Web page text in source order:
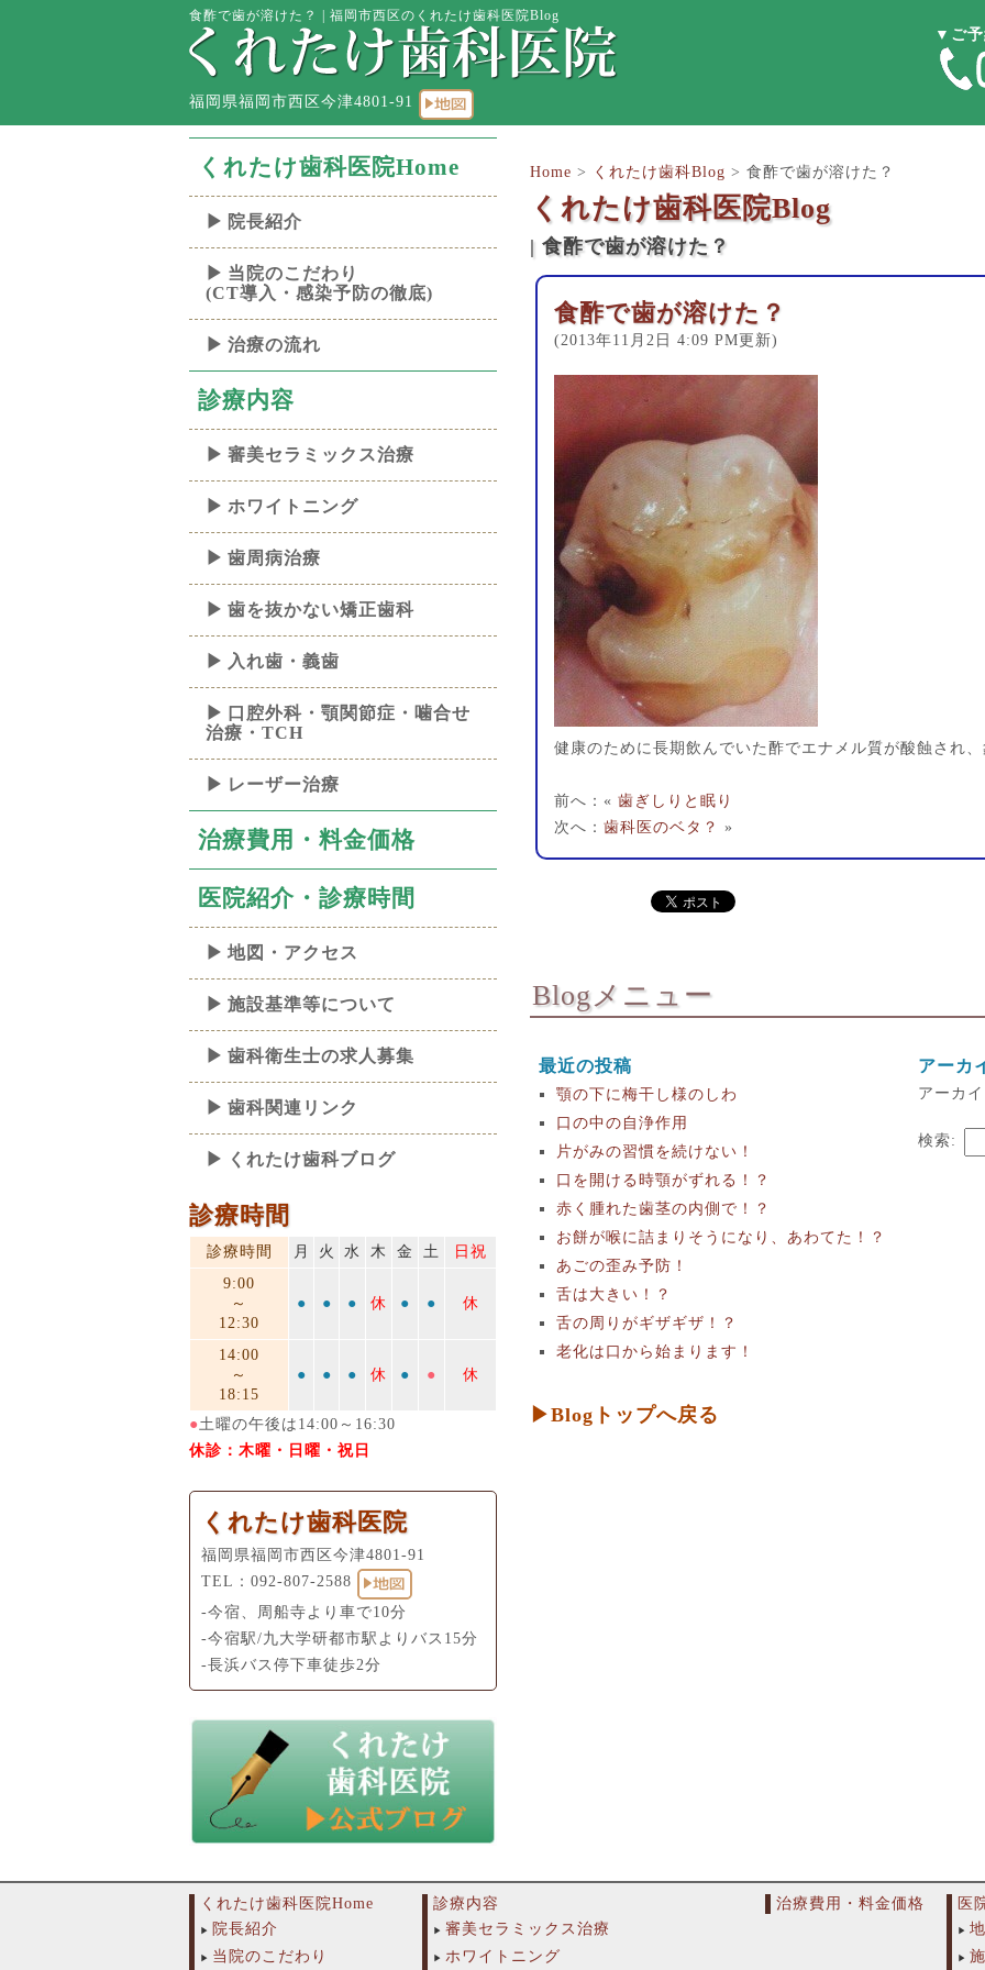
食酢で歯が溶けた？ | 福岡市西区のくれたけ歯科医院Blog
福岡県福岡市西区今津4801-91
▼ご予
くれたけ歯科医院Home
院長紹介
当院のこだわり
(CT導入・感染予防の徹底)
治療の流れ
診療内容
審美セラミックス治療
ホワイトニング
歯周病治療
歯を抜かない矯正歯科
入れ歯・義歯
口腔外科・顎関節症・噛合せ
治療・TCH
レーザー治療
治療費用・料金価格
医院紹介・診療時間
地図・アクセス
施設基準等について
歯科衛生士の求人募集
歯科関連リンク
くれたけ歯科ブログ
Home > くれたけ歯科Blog > 食酢で歯が溶けた？
くれたけ歯科医院Blog
| 食酢で歯が溶けた？
食酢で歯が溶けた？
(2013年11月2日 4:09 PM更新)
健康のために長期飲んでいた酢でエナメル質が酸蝕され
前へ：« 歯ぎしりと眠り
次へ： 歯科医のベタ？ »
Blogメニュー
最近の投稿
顎の下に梅干し様のしわ
口の中の自浄作用
片がみの習慣を続けない！
口を開ける時顎がずれる！？
赤く腫れた歯茎の内側で！？
お餅が喉に詰まりそうになり、あわてた！？
あごの歪み予防！
舌は大きい！？
舌の周りがギザギザ！？
老化は口から始まります！
アーカ
アーカ
検索:
▶Blogトップへ戻る
診療時間
診療時間 月 火 水 木 金 土
日祝
9:00
～
12:30
● ● ● 休 ● ● 休
14:00
～
18:15
● ● ● 休 ● ● 休
●土曜の午後は14:00～16:30
休診：木曜・日曜・祝日
くれたけ歯科医院
福岡県福岡市西区今津4801-91
TEL： 092-807-2588
-今宿、周船寺より車で10分
-今宿駅/九大学研都市駅よりバス15分
-長浜バス停下車徒歩2分
くれたけ歯科医院Home
院長紹介
当院のこだわり
診療内容
審美セラミックス治療
ホワイトニング
治療費用・料金価格
医